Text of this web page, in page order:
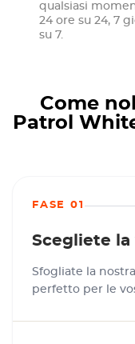
qualsiasi
24 ore su 24, 7
su 7.
Come
Patrol
FASE 01
Scegliete
Sfogliate la
perfetto per le